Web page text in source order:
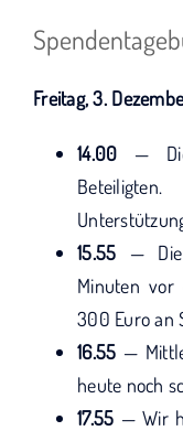
Freitag, 3.
14.00 —
15.55 — Die
Minuten
300 Euro an
16.55 —
heute noch
17.55 — Wir